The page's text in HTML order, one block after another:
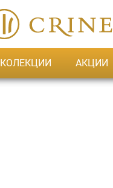
КОЛЕКЦИИ АКЦИИ